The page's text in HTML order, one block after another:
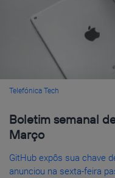
Telefónica Tech
Boletim semanal
Março
GitHub expôs sua chave
anunciou na sexta-feira